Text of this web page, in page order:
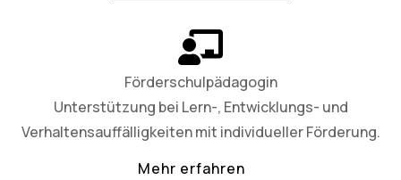
Förderschulpädagogin
Unterstützung bei Lern-, Entwicklungs- und
Verhaltensauffälligkeiten mit individueller Förderung.
Mehr erfahren